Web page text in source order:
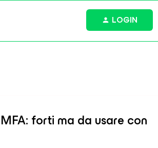
LOGIN
forti ma da usare con